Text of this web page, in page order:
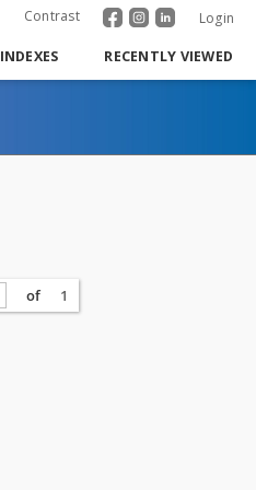
Contrast Login
INDEXES RECENTLY VIEWED
of 1